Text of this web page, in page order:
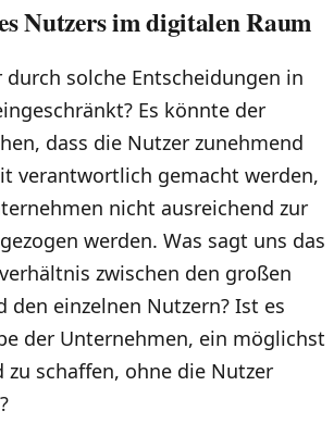
Nutzers im digitalen Raum
solche Entscheidungen in
Es könnte der
dass die Nutzer zunehmend
verantwortlich gemacht werden,
nicht ausreichend zur
werden. Was sagt uns das
zwischen den großen
den einzelnen Nutzern? Ist es
der Unternehmen, ein möglichst
zu schaffen, ohne die Nutzer